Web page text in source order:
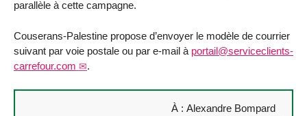
parallèle à cette campagne.
Couserans-Palestine propose d’envoyer le modèle de courrier
suivant par voie postale ou par e-mail à portail@serviceclients-
carrefour.com
.
À : Alexandre Bompard